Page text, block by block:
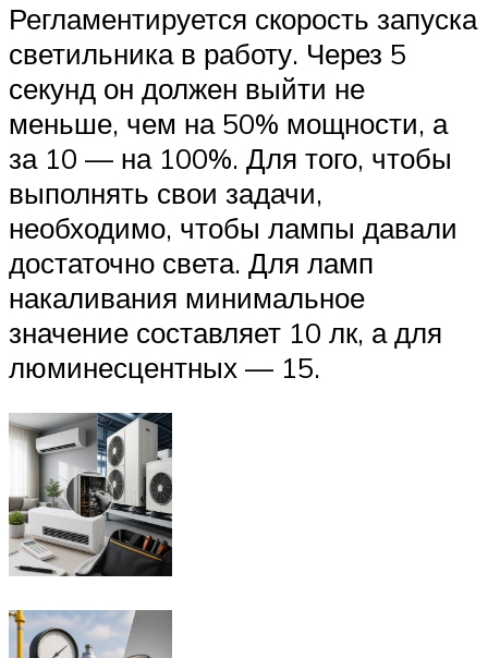
Регламентируется скорость запуска
светильника в работу. Через 5
секунд он должен выйти не
меньше, чем на 50% мощности, а
за 10 — на 100%. Для того, чтобы
выполнять свои задачи,
необходимо, чтобы лампы давали
достаточно света. Для ламп
накаливания минимальное
значение составляет 10 лк, а для
люминесцентных — 15.